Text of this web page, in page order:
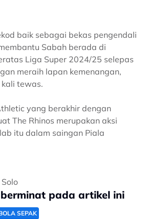
baik sebagai bekas pengendali
Sabah berada di
Liga Super 2024/25 selepas
meraih lapan kemenangan,
tewas.
yang berakhir dengan
The Rhinos merupakan aksi
itu dalam saingan Piala
pada artikel ini
SEPAK